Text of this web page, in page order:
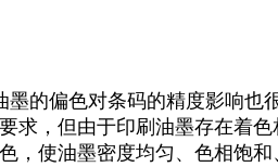
的偏色对条码的精度影响也
求，但由于印刷油墨存在着
，使油墨密度均匀、色相饱